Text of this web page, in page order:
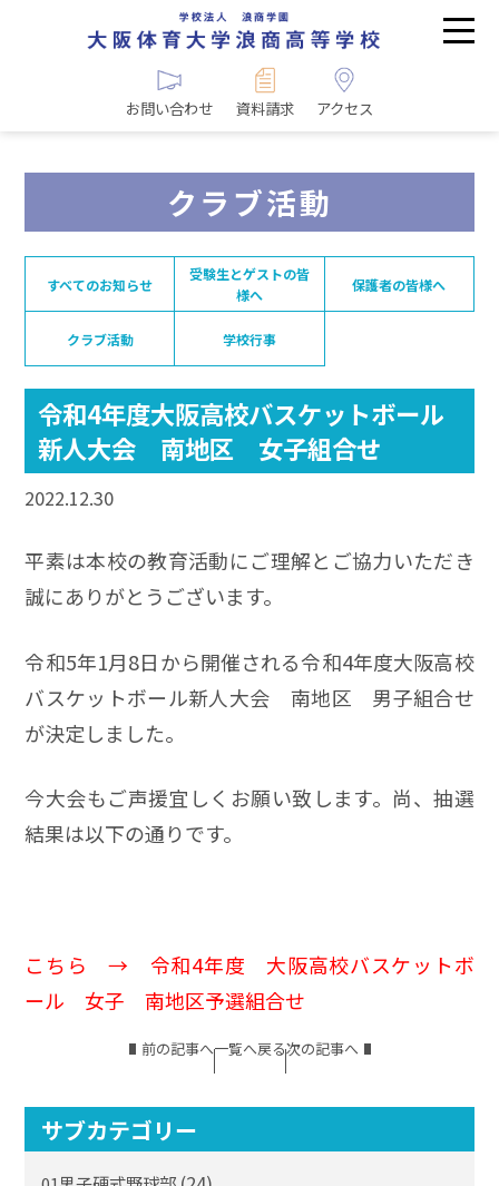
お問い合わせ 資料請求 アクセス
クラブ活動
すべてのお知らせ
受験生とゲストの皆
様へ
保護者の皆様へ
クラブ活動 学校行事
令和4年度大阪高校バスケットボール
新人大会 南地区 女子組合せ
2022.12.30
平素は本校の教育活動にご理解とご協力いただき
誠にありがとうございます。
令和5年1月8日から開催される令和4年度大阪高校
バスケットボール新人大会 南地区 男子組合せ
が決定しました。
今大会もご声援宜しくお願い致します。尚、抽選
結果は以下の通りです。
こちら → 令和4年度 大阪高校バスケットボ
ール 女子 南地区予選組合せ
前の記事へ一覧へ戻る次の記事へ
サブカテゴリー